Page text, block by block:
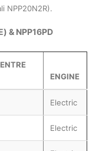
NPP20N2R).
& NPP16PD
ENGINE
Electric
Electric